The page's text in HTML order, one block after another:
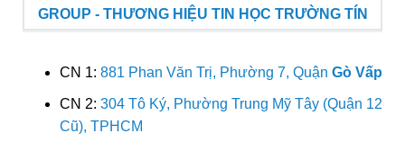
GROUP - THƯƠNG HIỆU TIN HỌC TRƯỜNG TÍN
CN 1: 881 Phan Văn Trị, Phường 7, Quận Gò Vấp
CN 2: 304 Tô Ký, Phường Trung Mỹ Tây (Quận 12
Cũ), TPHCM